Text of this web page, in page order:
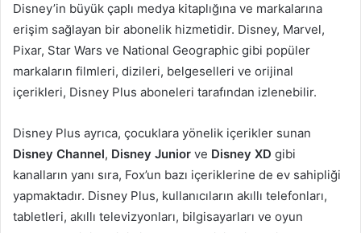
Disney’in büyük çaplı medya kitaplığına ve markalarına
erişim sağlayan bir abonelik hizmetidir. Disney, Marvel,
Pixar, Star Wars ve National Geographic gibi popüler
markaların filmleri, dizileri, belgeselleri ve orijinal
içerikleri, Disney Plus aboneleri tarafından izlenebilir.
Disney Plus ayrıca, çocuklara yönelik içerikler sunan
Disney Channel, Disney Junior ve Disney XD gibi
kanalların yanı sıra, Fox’un bazı içeriklerine de ev sahipliği
yapmaktadır. Disney Plus, kullanıcıların akıllı telefonları,
tabletleri, akıllı televizyonları, bilgisayarları ve oyun